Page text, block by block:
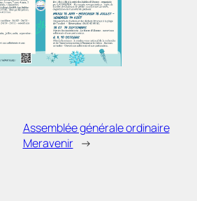
Assemblée générale ordinaire
Meravenir →